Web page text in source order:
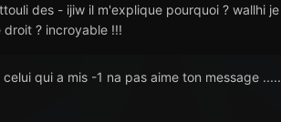
des - ijiw il m'explique pourquoi ? wallhi
droit ? incroyable !!!
qui a mis -1 na pas aime ton message